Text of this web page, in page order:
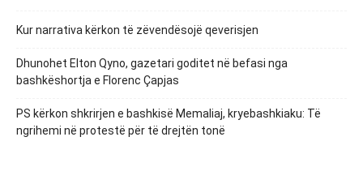
Kur narrativa kërkon të zëvendësojë qeverisjen
Dhunohet Elton Qyno, gazetari goditet në befasi nga
bashkëshortja e Florenc Çapjas
PS kërkon shkrirjen e bashkisë Memaliaj, kryebashkiaku: Të
ngrihemi në protestë për të drejtën tonë